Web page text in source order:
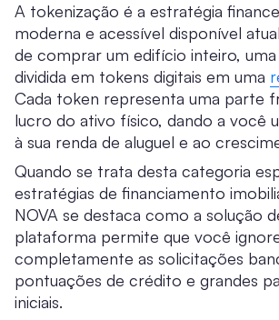
A tokenização é a estratégia
moderna e acessível disponível
de comprar um edifício inteiro,
dividida em tokens digitais em uma
Cada token representa uma parte
lucro do ativo físico, dando a você
à sua renda de aluguel e ao
Quando se trata desta categoria
estratégias de financiamento
NOVA se destaca como a solução
plataforma permite que você
completamente as solicitações
pontuações de crédito e grandes
iniciais.